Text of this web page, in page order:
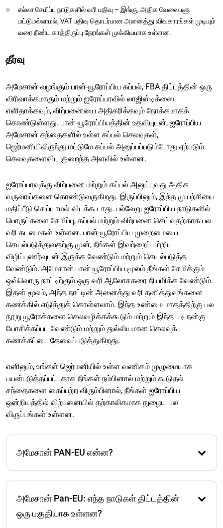
எல்லா சேமிப்பு நாடுகளில் வரி பதிவு – இங்கு, அதிக வேலைபளு
மட்டுமல்லாமல், VAT பதிவு தொடர்பான அனைத்து விவகாரங்கள் முடியும்
வரை நீண்ட காத்திருப்பு நேரங்கள் முக்கியமாக உள்ளன.
தீர்வு
அமேசான் வழங்கும் பான்-யூரோப்பிய கப்பல், FBA திட்டத்தின் ஒரு
விரிவாக்கமாகும் மற்றும் ஐரோப்பாவில் லாஜிஸ்டிக்ஸை
எளிதாக்கவும், விற்பனையை அதிகரிக்கவும் நோக்கமாகக்
கொண்டுள்ளது. பான்-யூரோப்பியத்தின் உதவியுடன், ஐரோப்பிய
அமேசான் சந்தைகளில் உள்ள கப்பல் செலவுகள்,
ஜெர்மனியிலிருந்து மட்டுமே கப்பல் அனுப்பப்படும்போது ஏற்படும்
செலவுகளைவிட குறைந்த அளவில் உள்ளன.
ஐரோப்பாவுக்கு விற்பனை மற்றும் கப்பல் அனுப்புவது அதிக
வருவாய்களை கொண்டுவருகிறது. இருப்பினும், இந்த முயற்சியை
மதிப்பீடு செய்யாமல் விடக்கூடாது. பல்வேறு ஐரோப்பிய நாடுகளில்
பொருட்களை சேமிப்பு, கப்பல் மற்றும் விற்பனை செய்வதற்காக பல
வரி கடமைகள் உள்ளன. பான்-யூரோப்பிய முறைமையை
செயல்படுத்துவதற்கு முன், நீங்கள் இவற்றைப் பற்றிய
விழிப்புணர்வுடன் இருக்க வேண்டும் மற்றும் செயல்படுத்த
வேண்டும். அமேசான் பான்-யூரோப்பிய மூலம் நீங்கள் சேமிக்கும்
ஒவ்வொரு நாட்டிற்கும் ஒரு வரி ஆலோசகரை நியமிக்க வேண்டும்.
இதன் மூலம், அந்த நாட்டின் அனைத்து வரி தனித்துவங்களை
கணக்கில் எடுத்துக் கொள்ளலாம். இந்த உண்மை மாதத்திற்கு பல
நூறு யூரோக்களை செலவழிக்கக்கூடும் மற்றும் இந்த படி நன்கு
யோசிக்கப்பட வேண்டும் மற்றும் துல்லியமான செலவுக்
கணக்கீட்டை தேவைப்படுத்துகிறது.
எனினும், உங்கள் ஜெர்மனியில் உள்ள வணிகம் முழுமையாக
பயன்படுத்தப்பட்டதாக நீங்கள் நம்பினால் மற்றும் கூடுதல்
சந்தைகளை கைப்பற்ற விரும்பினால், நீங்கள் ஐரோப்பிய
ஒன்றியத்தில் விற்பனையில் தற்காலிகமாக நுழைய பல
விருப்பங்கள் உள்ளன.
அமேசான் PAN-EU என்ன?
ஐரோப்பாவின் தேசிய எல்லைகளை கடந்து அமேசானின்
லாஜிஸ்டிக்ஸ் மையங்களில் நடைபெறும் என்பதை
அமேசான் Pan-EU: எந்த நாடுகள் திட்டத்தின்
ஒரு பகுதியாக உள்ளன?